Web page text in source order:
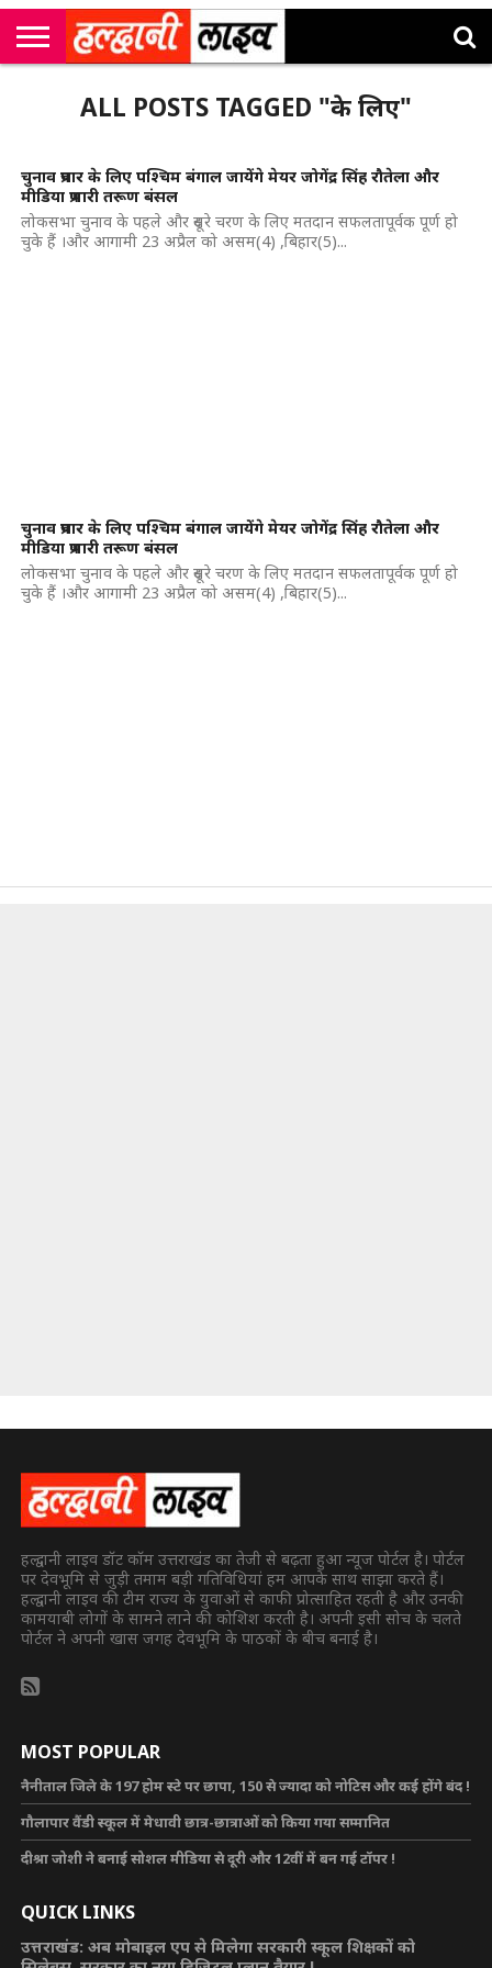
उत्तराखंड
मनोरंजन
सम्पादकीय
अलर्ट्सALL POSTS TAGGED "के लिए"
चुनाव प्रचार के लिए पश्चिम बंगाल जायेंगे मेयर जोगेंद्र सिंह रौतेला और
मीडिया प्रभारी तरूण बंसल
लोकसभा चुनाव के पहले और दूसरे चरण के लिए मतदान सफलतापूर्वक पूर्ण हो
चुके हैं ।और आगामी 23 अप्रैल को असम(4) ,बिहार(5)...
चुनाव प्रचार के लिए पश्चिम बंगाल जायेंगे मेयर जोगेंद्र सिंह रौतेला और
मीडिया प्रभारी तरूण बंसल
लोकसभा चुनाव के पहले और दूसरे चरण के लिए मतदान सफलतापूर्वक पूर्ण हो
चुके हैं ।और आगामी 23 अप्रैल को असम(4) ,बिहार(5)...
हल्द्वानी लाइव डॉट कॉम उत्तराखंड का तेजी से बढ़ता हुआ न्यूज पोर्टल है। पोर्टल
पर देवभूमि से जुड़ी तमाम बड़ी गतिविधियां हम आपके साथ साझा करते हैं।
हल्द्वानी लाइव की टीम राज्य के युवाओं से काफी प्रोत्साहित रहती है और उनकी
कामयाबी लोगों के सामने लाने की कोशिश करती है। अपनी इसी सोच के चलते
पोर्टल ने अपनी खास जगह देवभूमि के पाठकों के बीच बनाई है।
MOST POPULAR
नैनीताल जिले के 197 होम स्टे पर छापा, 150 से ज्यादा को नोटिस और कई होंगे बंद !
गौलापार वैंडी स्कूल में मेधावी छात्र-छात्राओं को किया गया सम्मानित
दीश्रा जोशी ने बनाई सोशल मीडिया से दूरी और 12वीं में बन गई टॉपर !
QUICK LINKS
उत्तराखंड: अब मोबाइल एप से मिलेगा सरकारी स्कूल शिक्षकों को